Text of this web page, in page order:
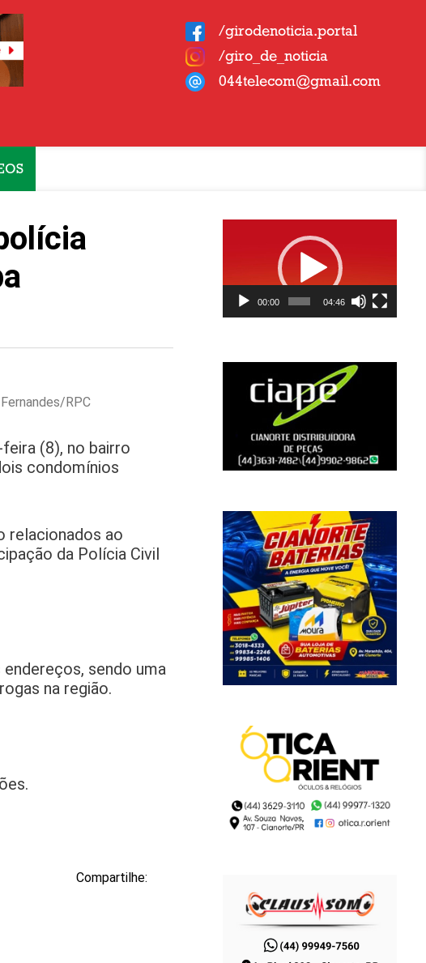
/girodenoticia.portal
/giro_de_noticia
044telecom@gmail.com
RPC
(8), no bairro
condomínios
relacionados ao
da Polícia Civil
sendo uma
na região.
Compartilhe:
00:00 04:46